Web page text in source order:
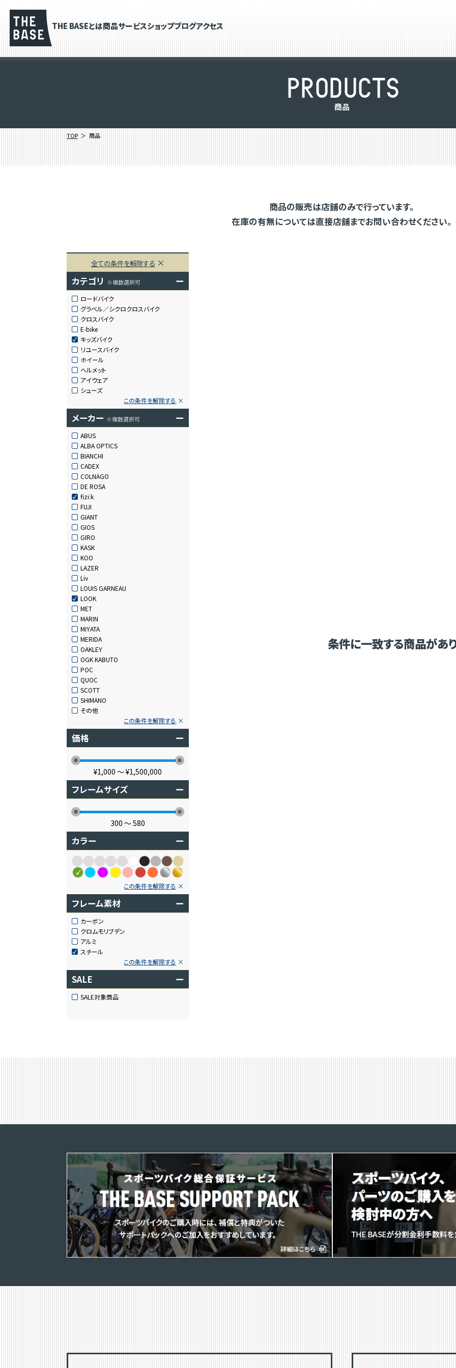
THE BASEとは商品サービスショップブログアクセス
PRODUCTS
商品
TOP 商品
商品の販売は店舗のみで行っています。
在庫の有無については直接店舗までお問い合わせください。
全ての条件を解除する
カテゴリ ※複数選択可 ー
ロードバイク
グラベル／シクロクロスバイク
クロスバイク
E-bike
キッズバイク
リユースバイク
ホイール
ヘルメット
アイウェア
シューズ
この条件を解除する
メーカー ※複数選択可 ー
ABUS
ALBA OPTICS
BIANCHI
CADEX
COLNAGO
DE ROSA
fizi:k
FUJI
GIANT
GIOS
GIRO
KASK
KOO
LAZER
Liv
LOUIS GARNEAU
LOOK
MET
MARIN
MIYATA
MERIDA
OAKLEY
OGK KABUTO
POC
QUOC
SCOTT
SHIMANO
その他
この条件を解除する
価格 ー
¥1,000 〜¥1,500,000
フレームサイズ ー
300 〜580
カラー ー
この条件を解除する
フレーム素材 ー
カーボン
クロムモリブデン
アルミ
スチール
この条件を解除する
SALE ー
SALE対象商品
条件に一致する商品があ